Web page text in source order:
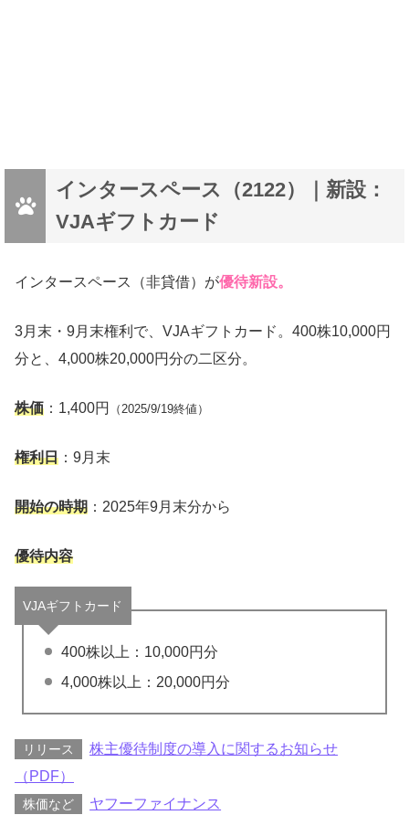
インタースペース（2122）｜新設：
VJAギフトカード
インタースペース（非貸借）が優待新設。
3月末・9月末権利で、VJAギフトカード。400株10,000円
分と、4,000株20,000円分の二区分。
株価 ：1,400円 （2025/9/19終値）
権利日 ：9月末
開始の時期 ：2025年9月末分から
優待内容
VJAギフトカード
400株以上：10,000円分
4,000株以上：20,000円分
リリース
株主優待制度の導入に関するお知らせ
（PDF）
株価など ヤフーファイナンス